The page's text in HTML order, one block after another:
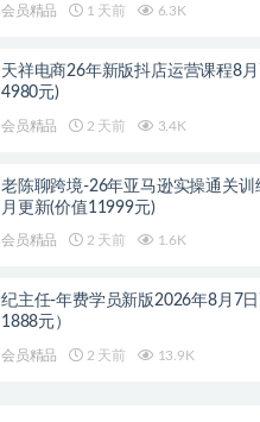
会员精品 1 天前 6.3K
天祥电商26年新版抖店运营课程8
4980元)
会员精品 2 天前 3.4K
老陈聊跨境-26年亚马逊实操通关训
月更新(价值11999元)
会员精品 2 天前 1.6K
纪主任-年费学员新版2026年8月7
1888元）
会员精品 2 天前 13.9K